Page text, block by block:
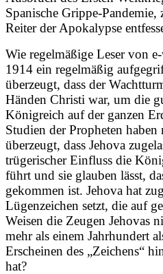
Spanische Grippe-Pandemie,
Reiter der Apokalypse
Wie regelmäßige Leser von
1914 ein regelmäßig
überzeugt, dass der
Händen Christi war, um die
Königreich auf der ganzen
Studien der Propheten
überzeugt, dass Jehova
trügerischer Einfluss die
führt und sie glauben lässt,
gekommen ist. Jehova hat
Lügenzeichen setzt, die auf
Weisen die Zeugen Jehovas
mehr als einem Jahrhundert
Erscheinen des „Zeichens“
hat?